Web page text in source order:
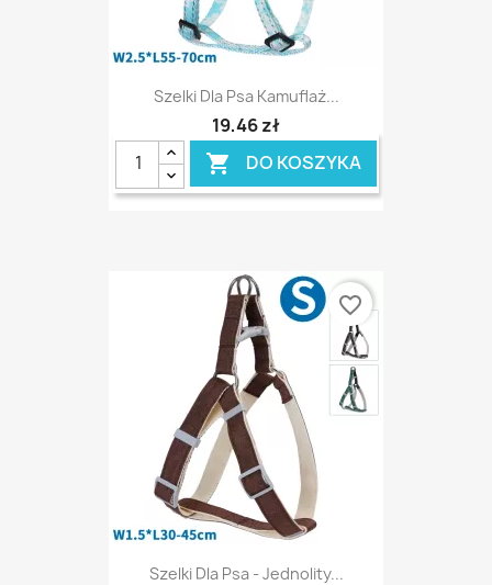
Szelki Dla Psa Kamuflaż...
19,46 zł
 DO KOSZYKA
Szelki Dla Psa - Jednolity...
favorite_border